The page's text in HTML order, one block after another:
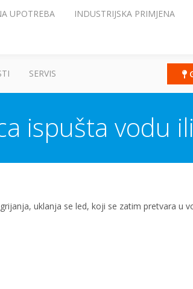
UPOTREBA INDUSTRIJSKA PRIMJENA
SERVIS
ispušta vodu
uklanja se led, koji se zatim pretvara u